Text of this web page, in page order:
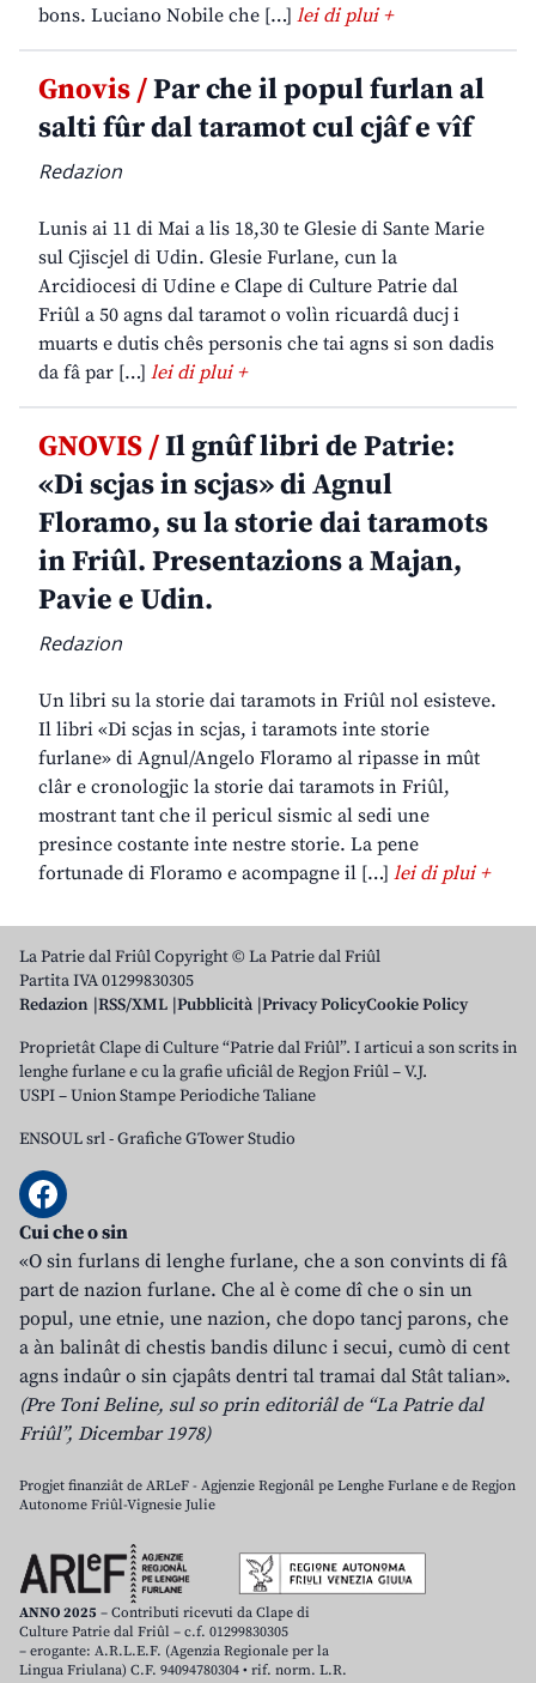
bons. Luciano Nobile che […] lei di plui +
Gnovis /Par che il popul furlan al
salti fûr dal taramot cul cjâf e vîf
Redazion
Lunis ai 11 di Mai a lis 18,30 te Glesie di Sante Marie
sul Cjiscjel di Udin. Glesie Furlane, cun la
Arcidiocesi di Udine e Clape di Culture Patrie dal
Friûl a 50 agns dal taramot o volìn ricuardâ ducj i
muarts e dutis chês personis che tai agns si son dadis
da fâ par […] lei di plui +
GNOVIS /Il gnûf libri de Patrie:
«Di scjas in scjas» di Agnul
Floramo, su la storie dai taramots
in Friûl. Presentazions a Majan,
Pavie e Udin.
Redazion
Un libri su la storie dai taramots in Friûl nol esisteve.
Il libri «Di scjas in scjas, i taramots inte storie
furlane» di Agnul/Angelo Floramo al ripasse in mût
clâr e cronologjic la storie dai taramots in Friûl,
mostrant tant che il pericul sismic al sedi une
presince costante inte nestre storie. La pene
fortunade di Floramo e acompagne il […] lei di plui +
La Patrie dal Friûl Copyright © La Patrie dal Friûl
Partita IVA 01299830305
Redazion RSS/XML Pubblicità Privacy PolicyCookie Policy
Proprietât Clape di Culture “Patrie dal Friûl”. I articui a son scrits in
lenghe furlane e cu la grafie uficiâl de Regjon Friûl – V.J.
USPI – Union Stampe Periodiche Taliane
ENSOUL srl-Grafiche GTower Studio
Cui che o sin
«O sin furlans di lenghe furlane, che a son convints di fâ
part de nazion furlane. Che al è come dî che o sin un
popul, une etnie, une nazion, che dopo tancj parons, che
a àn balinât di chestis bandis dilunc i secui, cumò di cent
agns indaûr o sin cjapâts dentri tal tramai dal Stât talian».
(Pre Toni Beline, sul so prin editoriâl de “La Patrie dal
Friûl”, Dicembar 1978)
Progjet finanziât de ARLeF - Agjenzie Regjonâl pe Lenghe Furlane e de Regjon
Autonome Friûl-Vignesie Julie
ANNO 2025 – Contributi ricevuti da Clape di
Culture Patrie dal Friûl – c.f. 01299830305
– erogante: A.R.L.E.F. (Agenzia Regionale per la
Lingua Friulana) C.F. 94094780304 • rif. norm. L.R.